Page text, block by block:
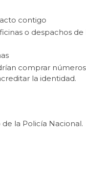
contigo
o despachos de
comprar números
la identidad.
la Policía Nacional.